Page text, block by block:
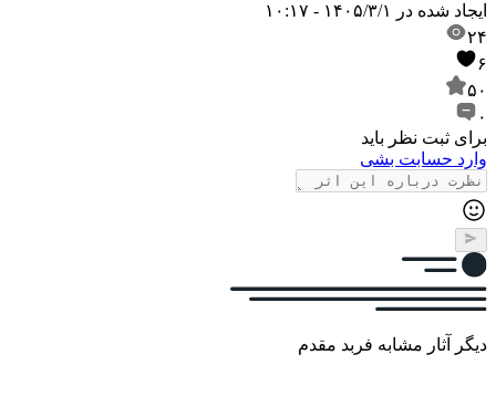
ایجاد شده در
۱۴۰۵/۳/۱ - ۱۰:۱۷
۲۴
۶
۵۰
۰
برای ثبت نظر باید
وارد حسابت بشی
دیگر آثار مشابه فربد مقدم